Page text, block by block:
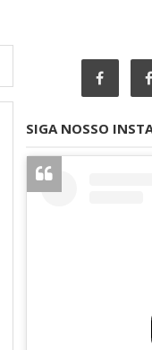
SIGA NOSSO